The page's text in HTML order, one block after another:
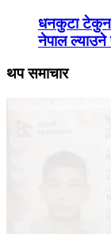
धनकुटा
नेपाल
थप समाचार